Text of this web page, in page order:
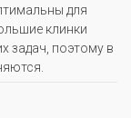
для
клинки
задач, поэтому в